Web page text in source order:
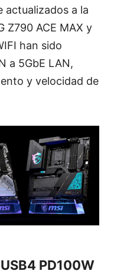
actualizados a la
Z790 ACE MAX y
han sido
a 5GbE LAN,
y velocidad de
PD100W